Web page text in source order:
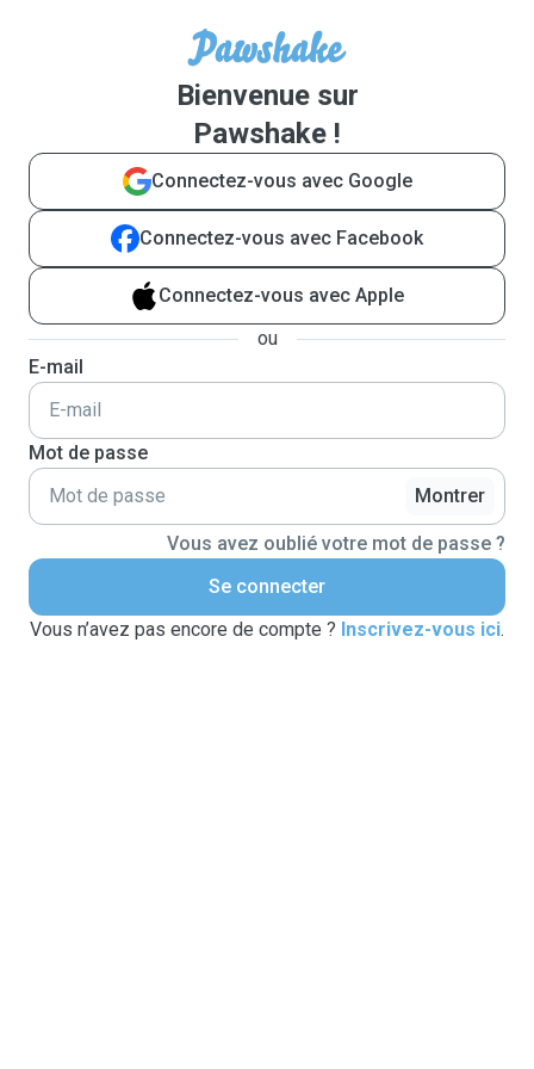
Bienvenue sur
Pawshake !
Connectez-vous avec Google
Connectez-vous avec Facebook
Connectez-vous avec Apple
ou
E-mail
Mot de passe
Montrer
Vous avez oublié votre mot de passe ?
Se connecter
Vous n’avez pas encore de compte ? Inscrivez-vous ici.